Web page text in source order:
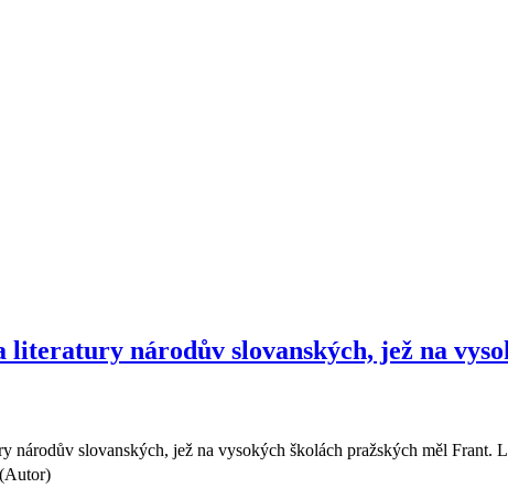
literatury národův slovanských, jež na
národův slovanských, jež na vysokých školách pražských měl Frant.